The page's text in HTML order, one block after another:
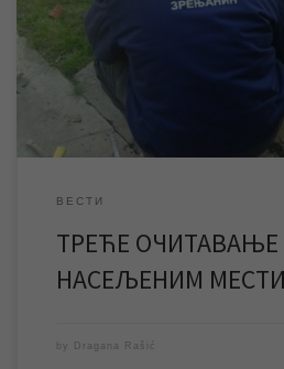
године спровешћемо и редовно
корисника услуга ЈКП „Водовод и
преосталим насељеним местима:
Стајићево, Фаркаждин, Перлез,
Блато, Арадац, […]
ВЕСТИ
ТРЕЋЕ
НАСЕЉЕНИМ
by Dragana Rašić